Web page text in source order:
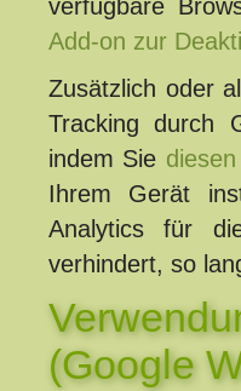
verfügbare
Add-on zur
Zusätzlich oder
Tracking durch
indem Sie
Ihrem Gerät
Analytics für
verhindert, so
(Google